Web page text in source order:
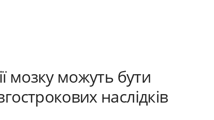
мозку можуть бути
наслідків